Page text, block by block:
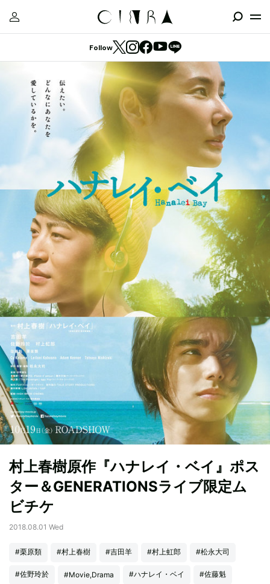
Follow
村上春樹原作『ハナレイ・ベイ』ポス
ター＆GENERATIONSライブ限定ム
ビチケ
2018.08.01 Wed
#栗原類 #村上春樹 #吉田羊 #村上虹郎 #松永大司
#佐野玲於 #Movie,Drama #ハナレイ・ベイ #佐藤魁